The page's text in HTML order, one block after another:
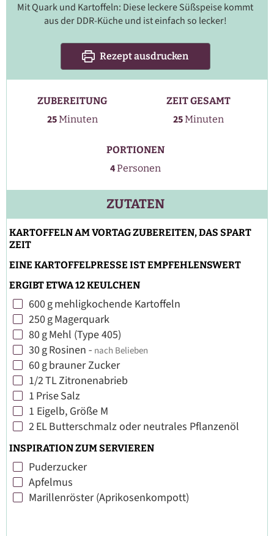
Mit Quark und Kartoffeln: Diese leckere Süßspeise kommt
aus der DDR-Küche und ist einfach so lecker!
Rezept ausdrucken
ZUBEREITUNG
25Minuten
Minuten
ZEIT GESAMT
25Minuten
Minuten
PORTIONEN
4Personen
ZUTATEN
KARTOFFELN AM VORTAG ZUBEREITEN, DAS SPART
ZEIT
EINE KARTOFFELPRESSE IST EMPFEHLENSWERT
ERGIBT ETWA 12 KEULCHEN
▢
600gmehligkochende Kartoffeln
▢
250gMagerquark
▢
80gMehl (Type 405)
▢
30gRosinen - nach Belieben
▢
60gbrauner Zucker
▢
1/2TLZitronenabrieb
▢
1 PriseSalz
▢
1 Eigelb, Größe M
▢
2ELButterschmalz oder neutrales Pflanzenöl
INSPIRATION ZUM SERVIEREN
▢
Puderzucker
▢
Apfelmus
▢
Marillenröster (Aprikosenkompott)